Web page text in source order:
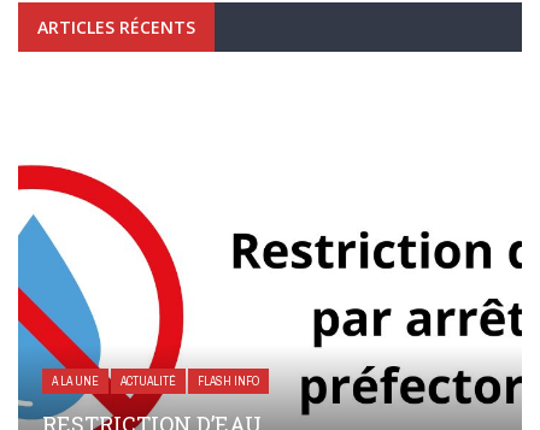
ARTICLES RÉCENTS
A LA UNE ACTUALITÉ FLASH INFO
RESTRICTION D’EAU